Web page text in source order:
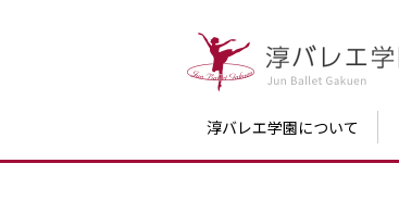
淳バレエ学園について